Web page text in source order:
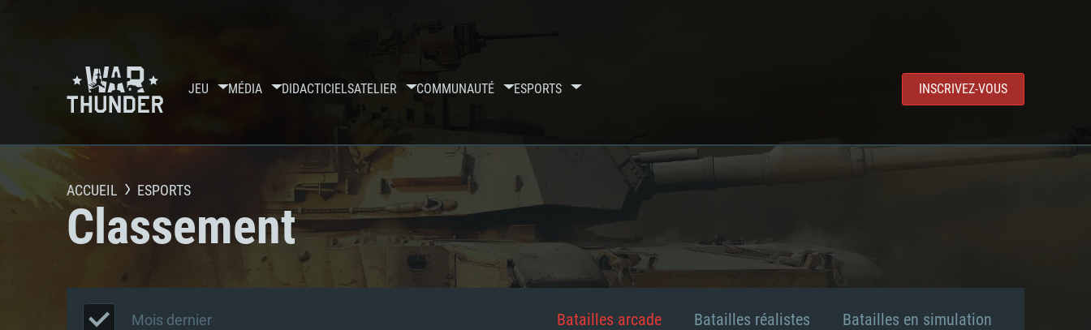
JEU MÉDIA DIDACTICIELSATELIER COMMUNAUTÉ ESPORTS INSCRIVEZ-VOUS
ACCUEIL ESPORTS
Classement
Mois dernier Batailles arcade Batailles réalistes Batailles en simulation